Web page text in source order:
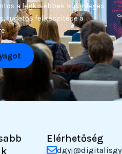
a legkisebbek különleges
tudatos felkészítése a
Elérhetőség